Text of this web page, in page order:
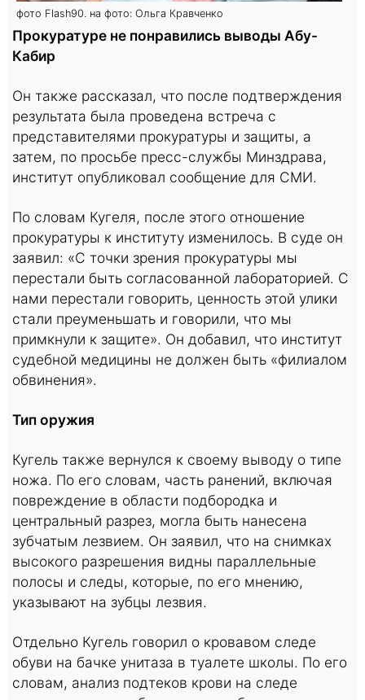
фото Flash90. на фото: Ольга Кравченко
Прокуратуре не понравились выводы Абу-
Кабир
Он также рассказал, что после подтверждения
результата была проведена встреча с
представителями прокуратуры и защиты, а
затем, по просьбе пресс-службы Минздрава,
институт опубликовал сообщение для СМИ.
По словам Кугеля, после этого отношение
прокуратуры к институту изменилось. В суде он
заявил: «С точки зрения прокуратуры мы
перестали быть согласованной лабораторией. С
нами перестали говорить, ценность этой улики
стали преуменьшать и говорили, что мы
примкнули к защите». Он добавил, что институт
судебной медицины не должен быть «филиалом
обвинения».
Тип оружия
Кугель также вернулся к своему выводу о типе
ножа. По его словам, часть ранений, включая
повреждение в области подбородка и
центральный разрез, могла быть нанесена
зубчатым лезвием. Он заявил, что на снимках
высокого разрешения видны параллельные
полосы и следы, которые, по его мнению,
указывают на зубцы лезвия.
Отдельно Кугель говорил о кровавом следе
обуви на бачке унитаза в туалете школы. По его
словам, анализ подтеков крови на следе